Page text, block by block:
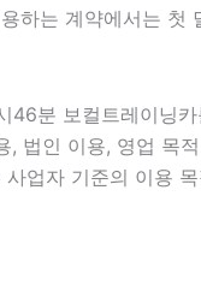
하는 계약에서는
분 보컬트레이닝
, 법인 이용, 영업 목
사업자 기준의 이용